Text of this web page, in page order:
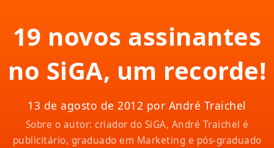
19 novos assinantes
no SiGA, um recorde!
13 de agosto de 2012 por André Traichel
Sobre o autor: criador do SiGA, André Traichel é
publicitário, graduado em Marketing e pós-graduado